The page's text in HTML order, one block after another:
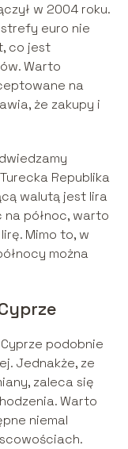
w 2004 roku.
euro nie
co jest
Warto
na
że zakupy i
Republika
walutą jest lira
północ, warto
Mimo to, w
można
podobnie
Jednakże, ze
zaleca się
Warto
niemal